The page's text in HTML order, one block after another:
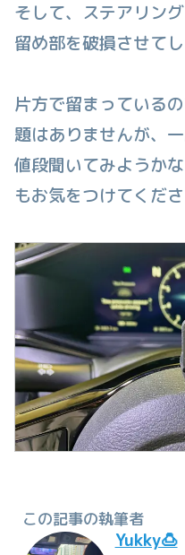
そして、ステアリン
留め部を破損させて
片方で留まっている
題はありませんが、
値段聞いてみようか
もお気をつけてくださ
この記事の執筆者
Yukky🍮